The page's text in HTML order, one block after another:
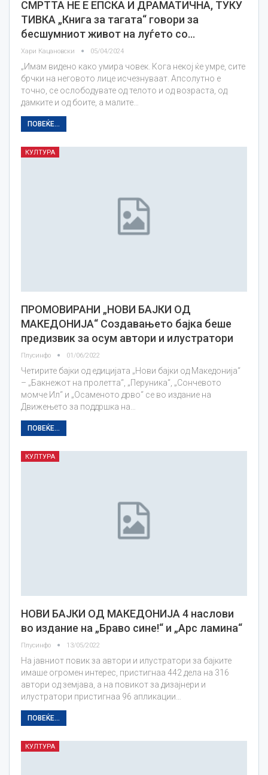
СМРТТА НЕ Е ЕПСКА И ДРАМАТИЧНА, ТУКУ
ТИВКА „Книга за тагата“ говори за
бесшумниот живот на луѓето со…
Хари Кацановски 05/04/2024
„Имам видено како умира човек. Кога некој ќе умре, сите
брчки на неговото лице исчезнуваат. Апсолутно е
точно, се ослободувате од телото и од возраста, од
дамките и од боите, а малите…
ПОВЕЌЕ...
КУЛТУРА
ПРОМОВИРАНИ „НОВИ БАЈКИ ОД
МАКЕДОНИЈА“ Создавањето бајка беше
предизвик за осум автори и илустратори
Плусинфо 01/06/2022
Четирите бајки од едицијата „Нови бајки од Македонија“
– „Бакнежот на пролетта“, „Перуника“, „Сончевото
момче Ил“ и „Осаменото дрво“ се во издание на
Движењето за поддршка на…
ПОВЕЌЕ...
КУЛТУРА
НОВИ БАЈКИ ОД МАКЕДОНИЈА 4 наслови
во издание на „Браво сине!“ и „Арс ламина“
Плусинфо 13/05/2022
На јавниот повик за автори и илустратори за бајките
имаше огромен интерес, пристигнаа 442 дела на 316
автори од земјава, а на повикот за дизајнери и
илустратори пристигнаа 96 апликации…
ПОВЕЌЕ...
КУЛТУРА